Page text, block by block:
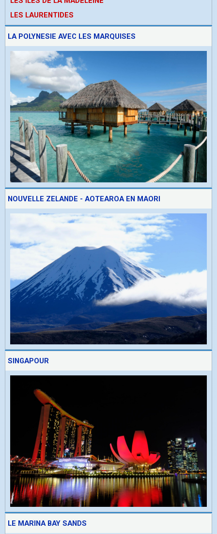
LES LAURENTIDES
LA POLYNESIE AVEC LES MARQUISES
NOUVELLE ZELANDE - AOTEAROA EN MAORI
SINGAPOUR
LE MARINA BAY SANDS